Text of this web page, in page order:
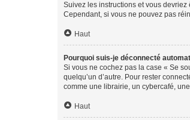
Suivez les instructions et vous
Cependant, si vous ne pouvez pas
Haut
Pourquoi suis-je déconnecté
Si vous ne cochez pas la case « Se
quelqu’un d’autre. Pour rester
comme une librairie, un cybercafé,
Haut